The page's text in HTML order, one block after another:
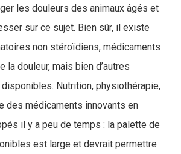
les douleurs des animaux âgés et
sur ce sujet. Bien sûr, il existe
non stéroïdiens, médicaments
la douleur, mais bien d’autres
Nutrition, physiothérapie,
des médicaments innovants en
il y a peu de temps : la palette de
est large et devrait permettre